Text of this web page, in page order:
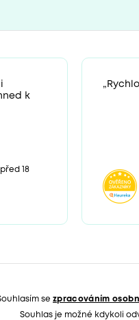
k
18
sezpracováním
Souhlas je možné kdykoli